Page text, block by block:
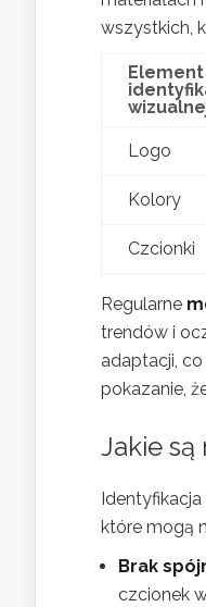
wszystkich,
Element
Logo
Kolory
Czcionki
Regularne
trendów i
adaptacji,
pokazanie,
Jakie są
które mogą
Brak
czcionek